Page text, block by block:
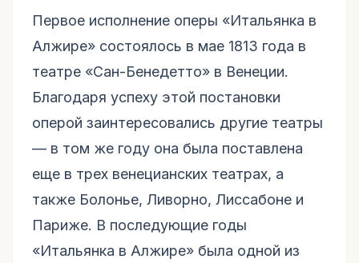
Первое исполнение оперы «Итальянка в
Алжире» состоялось в мае 1813 года в
театре «Сан-Бенедетто» в Венеции.
Благодаря успеху этой постановки
оперой заинтересовались другие театры
— в том же году она была поставлена
еще в трех венецианских театрах, а
также Болонье, Ливорно, Лиссабоне и
Париже. В последующие годы
«Итальянка в Алжире» была одной из